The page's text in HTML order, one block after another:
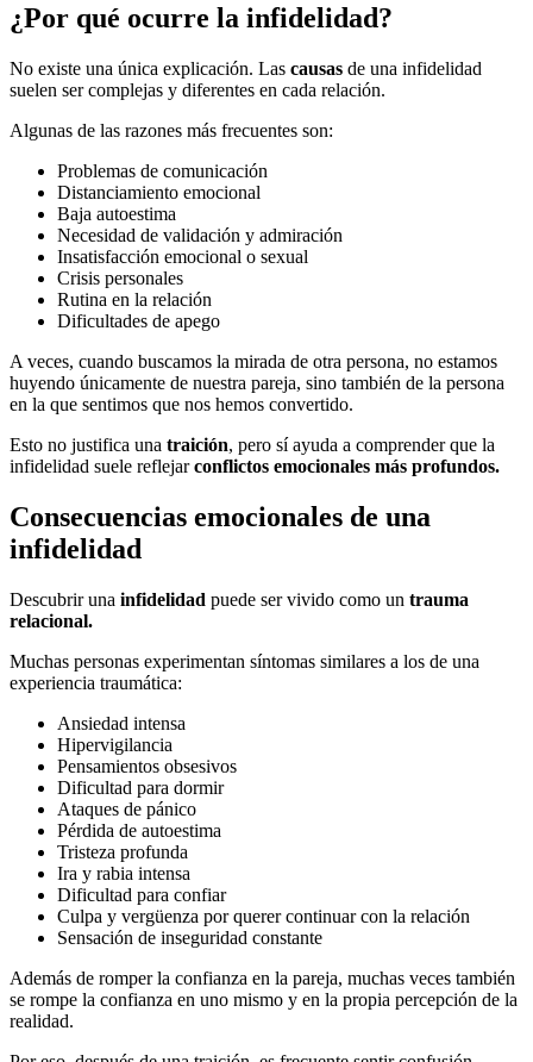
¿Por qué ocurre la infidelidad?
No existe una única explicación. Las causas de una infidelidad
suelen ser complejas y diferentes en cada relación.
Algunas de las razones más frecuentes son:
Problemas de comunicación
Distanciamiento emocional
Baja autoestima
Necesidad de validación y admiración
Insatisfacción emocional o sexual
Crisis personales
Rutina en la relación
Dificultades de apego
A veces, cuando buscamos la mirada de otra persona, no estamos
huyendo únicamente de nuestra pareja, sino también de la persona
en la que sentimos que nos hemos convertido.
Esto no justifica una traición, pero sí ayuda a comprender que la
infidelidad suele reflejarconflictos emocionales más profundos.
Consecuencias emocionales de una
infidelidad
Descubrir una infidelidad puede ser vivido como un trauma
relacional.
Muchas personas experimentan síntomas similares a los de una
experiencia traumática:
Ansiedad intensa
Hipervigilancia
Pensamientos obsesivos
Dificultad para dormir
Ataques de pánico
Pérdida de autoestima
Tristeza profunda
Ira y rabia intensa
Dificultad para confiar
Culpa y vergüenza por querer continuar con la relación
Sensación de inseguridad constante
Además de romper la confianza en la pareja, muchas veces también
se rompe la confianza en uno mismo y en la propia percepción de la
realidad.